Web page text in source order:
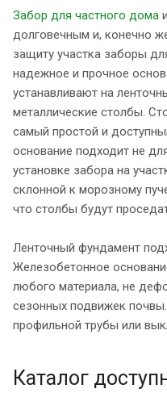
Забор для частного дома
долговечным и, конечно
защиту участка заборы
надежное и прочное
устанавливают на
металлические столбы.
самый простой и
основание подходит не
установке забора на
склонной к морозному
что столбы будут
Ленточный фундамент
Железобетонное
любого материала, не
сезонных подвижек
профильной трубы или
Каталог